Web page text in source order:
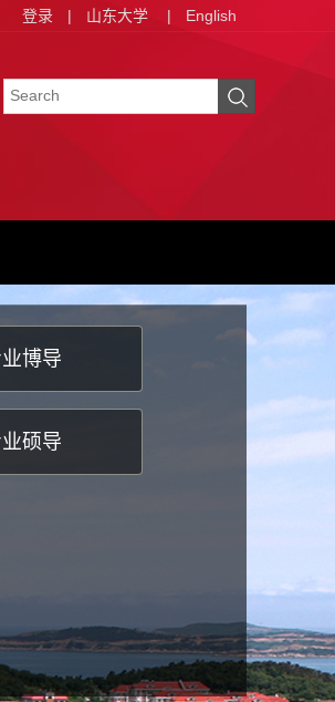
登录 | 山东大学 | English
业博导
业硕导